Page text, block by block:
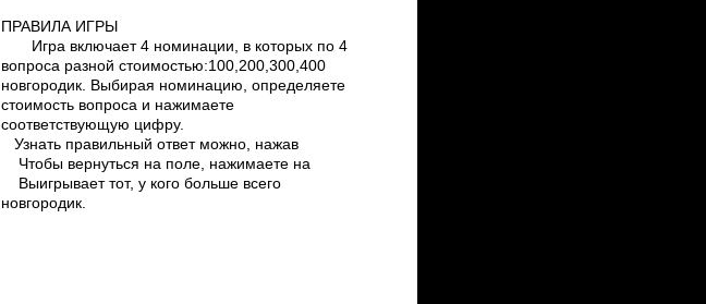
ПРАВИЛА ИГРЫ
Игра включает 4 номинации, в которых по 4
вопроса разной стоимостью:100,200,300,400
новгородик. Выбирая номинацию, определяете
стоимость вопроса и нажимаете
соответствующую цифру.
Узнать правильный ответ можно, нажав
Чтобы вернуться на поле, нажимаете на
Выигрывает тот, у кого больше всего
новгородик.